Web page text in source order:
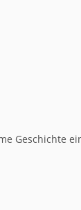
Geschichte